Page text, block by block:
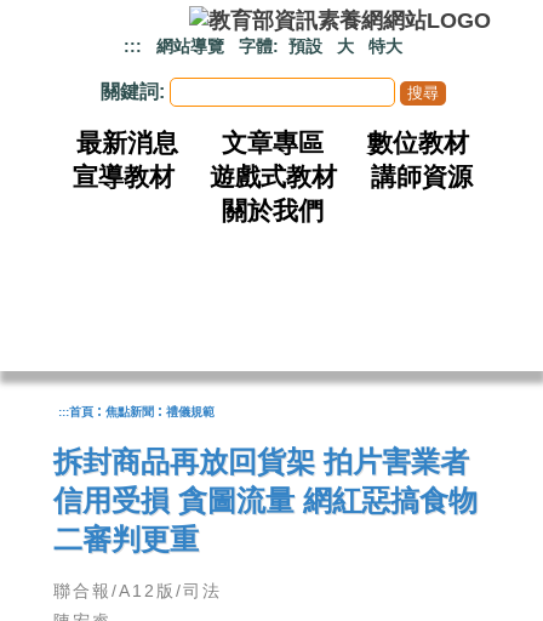
::: 網站導覽 字體: 預設 大 特大
關鍵詞:
最新消息 文章專區
數位教材
宣導教材
遊戲式教材
講師資源
關於我們
:::首頁 : 焦點新聞 : 禮儀規範
拆封商品再放回貨架 拍片害業者
信用受損 貪圖流量 網紅惡搞食物
二審判更重
聯合報/A12版/司法